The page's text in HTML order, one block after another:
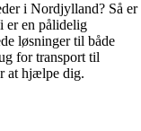
i Nordjylland? Så er
er en pålidelig
løsninger til både
for transport til
at hjælpe dig.